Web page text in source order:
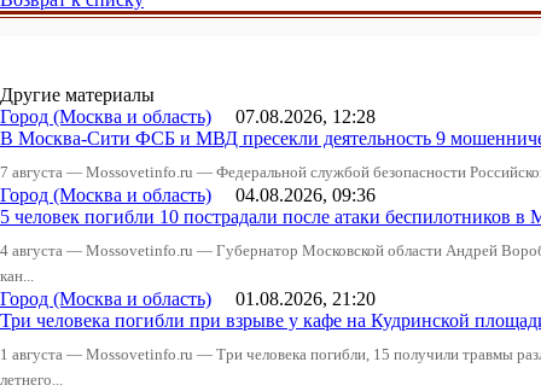
Другие материалы
Город (Москва и область) 07.08.2026, 12:28
В Москва-Сити ФСБ и МВД пресекли деятельность 9
7 августа — Mossovetinfo.ru — Федеральной службой безопасности
Город (Москва и область) 04.08.2026, 09:36
5 человек погибли 10 пострадали после атаки беспилотников в
4 августа — Mossovetinfo.ru — Губернатор Московской области Андрей
кан...
Город (Москва и область) 01.08.2026, 21:20
Три человека погибли при взрыве у кафе на Кудринской
1 августа — Mossovetinfo.ru — Три человека погибли, 15 получили травмы
летнего...